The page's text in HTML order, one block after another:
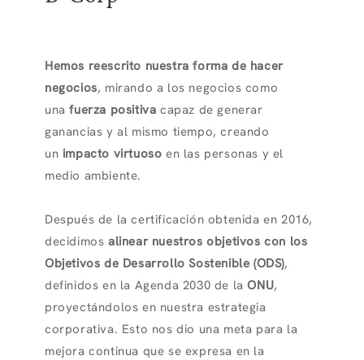
Hemos reescrito nuestra forma de hacer
negocios, mirando a los negocios como
unafuerza positiva capaz de generar
ganancias y al mismo tiempo, creando
un impacto virtuoso en las personas y el
medio ambiente.
Después de la certificación obtenida en 2016,
decidimos alinear nuestros objetivos con los
Objetivos de Desarrollo Sostenible (ODS),
definidos en la Agenda 2030 de laONU,
proyectándolos en nuestra estrategia
corporativa. Esto nos dio una meta para la
mejora continua que se expresa en la